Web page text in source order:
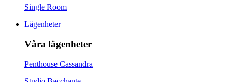
Single Room
Lägenheter
Våra lägenheter
Penthouse Cassandra